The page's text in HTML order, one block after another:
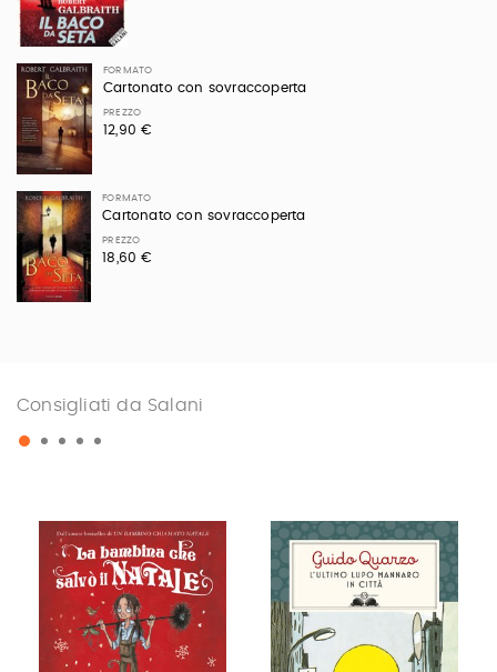
FORMATO
Cartonato con sovraccoperta
PREZZO
12,90 €
FORMATO
Cartonato con sovraccoperta
PREZZO
18,60 €
Consigliati da Salani